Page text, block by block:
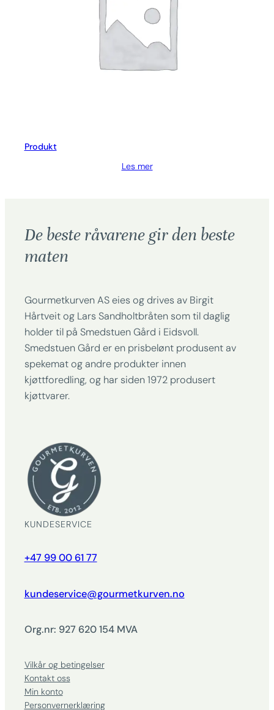
Produkt
Les mer
De beste råvarene gir den beste
maten
Gourmetkurven AS eies og drives av Birgit
Hårtveit og Lars Sandholtbråten som til daglig
holder til på Smedstuen Gård i Eidsvoll.
Smedstuen Gård er en prisbelønt produsent av
spekemat og andre produkter innen
kjøttforedling, og har siden 1972 produsert
kjøttvarer.
KUNDESERVICE
+47 99 00 61 77
kundeservice@gourmetkurven.no
Org.nr: 927 620 154 MVA
Vilkår og betingelser
Kontakt oss
Min konto
Personvernerklæring